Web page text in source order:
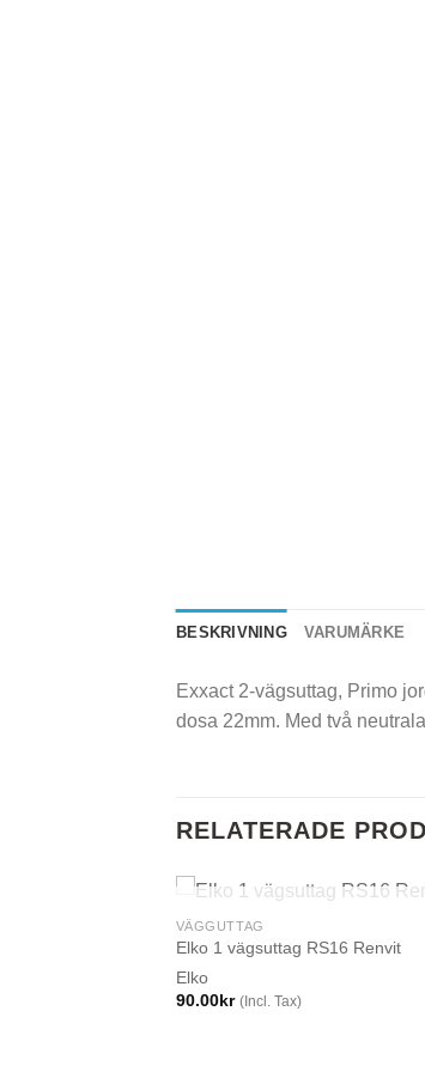
BESKRIVNING VARUMÄRKE
Exxact 2-vägsuttag, Primo
dosa 22mm. Med två
RELATERADE
SLUT I LAGER
VÄGGUTTAG
Elko 1 vägsuttag RS16 Renvit
Elko
90.00kr (Incl. Tax)